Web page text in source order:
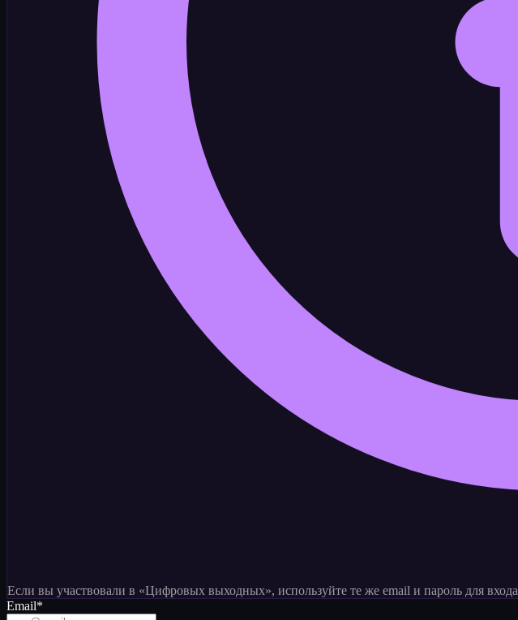
Если вы участвовали в «Цифровых выходных», используйте те же email и пароль для входа
Email*